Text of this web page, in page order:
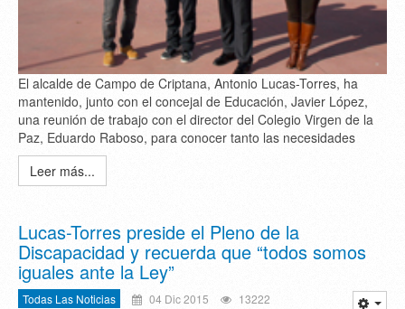
El alcalde de Campo de Criptana, Antonio Lucas-Torres, ha
mantenido, junto con el concejal de Educación, Javier López,
una reunión de trabajo con el director del Colegio Virgen de la
Paz, Eduardo Raboso, para conocer tanto las necesidades
Leer más...
Lucas-Torres preside el Pleno de la
Discapacidad y recuerda que “todos somos
iguales ante la Ley”
Todas Las Noticias 04 Dic 2015 13222